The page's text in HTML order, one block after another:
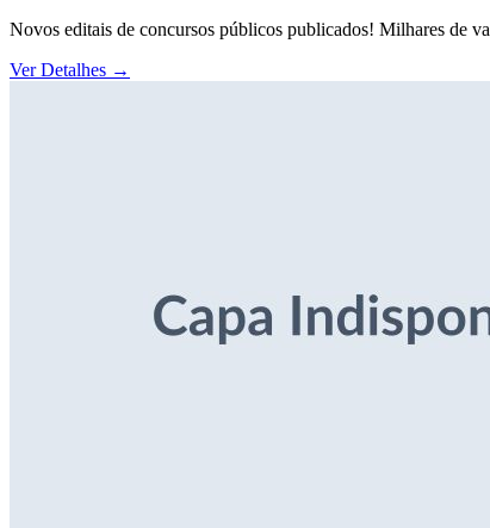
Novos editais de concursos públicos publicados! Milhares de
Ver Detalhes →